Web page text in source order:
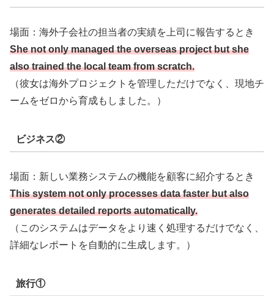
場面：海外子会社の担当者の実績を上司に報告するとき
She not only managed the overseas project but she
also trained the local team from scratch.
（彼女は海外プロジェクトを管理しただけでなく、現地チ
ームをゼロから育成もしました。）
ビジネス②
場面：新しい業務システムの機能を顧客に紹介するとき
This system not only processes data faster but also
generates detailed reports automatically.
（このシステムはデータをより速く処理するだけでなく、
詳細なレポートを自動的に生成します。）
旅行①